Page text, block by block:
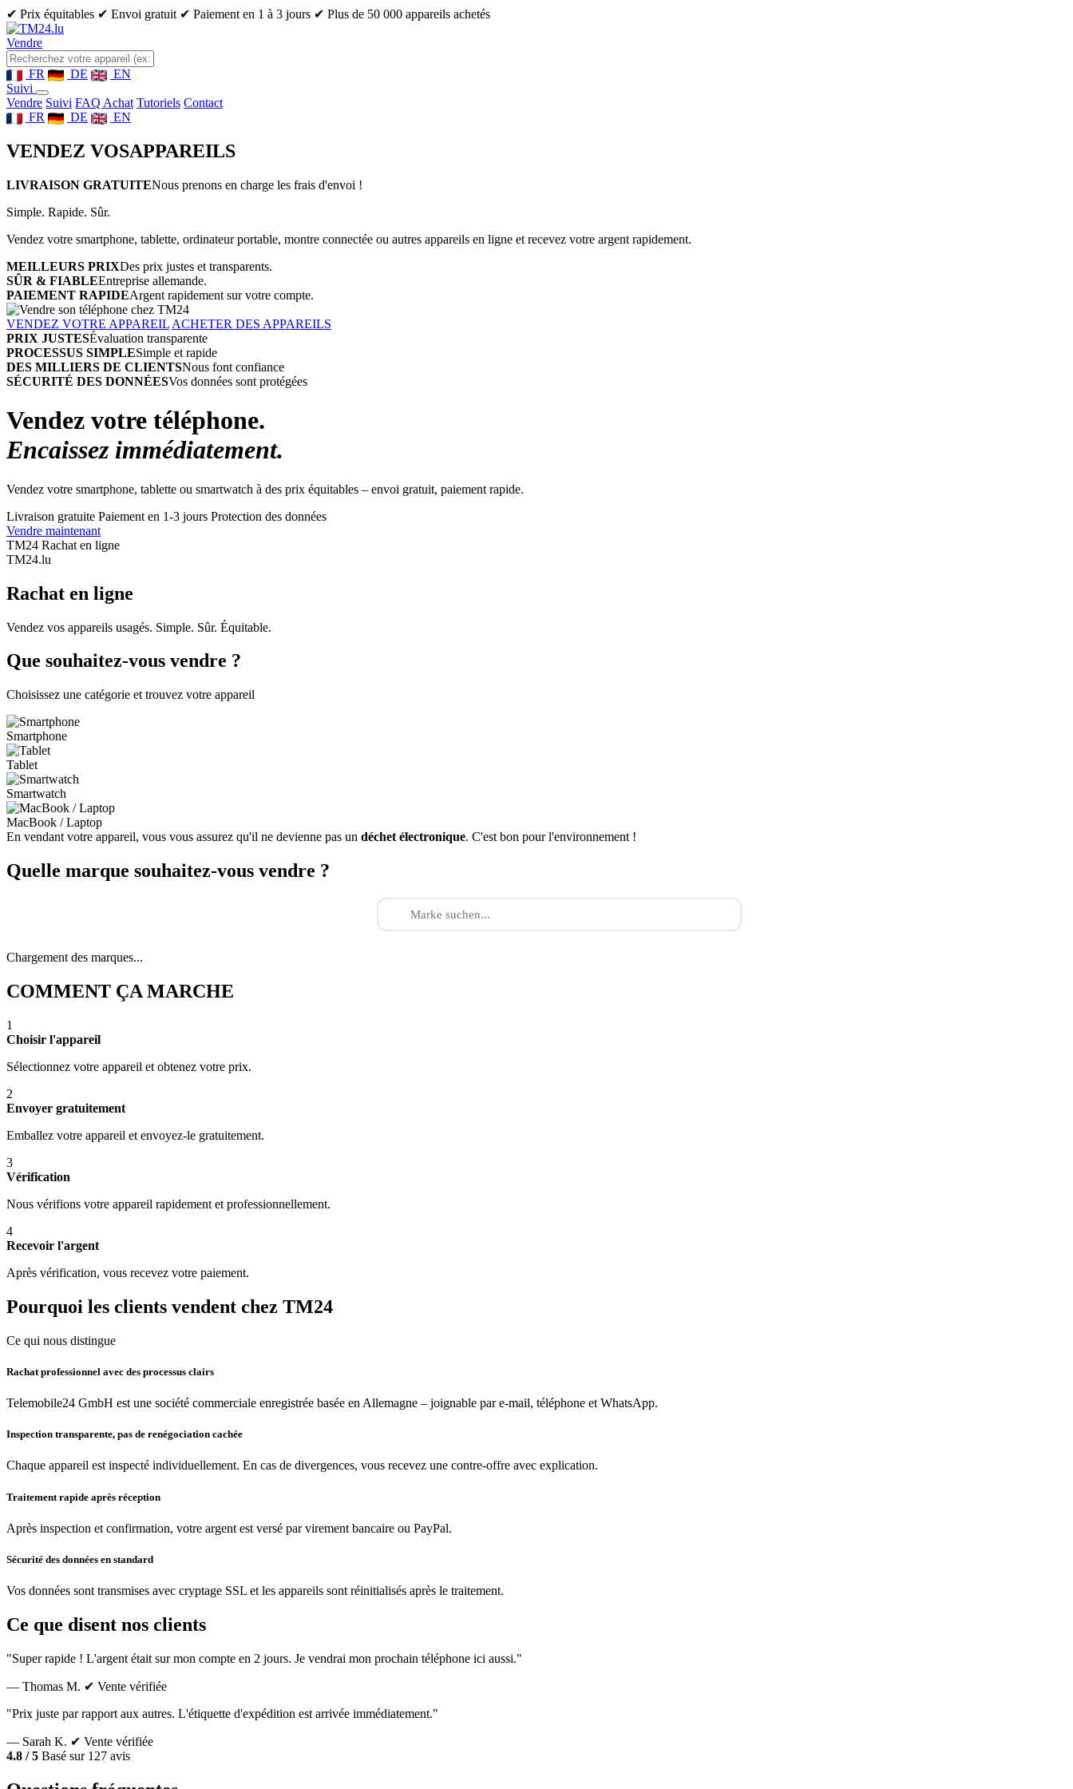
✔ Prix équitables ✔ Envoi gratuit ✔ Paiement en 1 à 3 jours ✔ Plus de 50 000 appareils achetés
Vendre
FR DE
EN
Suivi
Vendre Suivi FAQ Achat Tutoriels Contact
FR
DE EN
VENDEZ VOSAPPAREILS
LIVRAISON GRATUITENous prenons en charge les frais d'envoi !
Simple. Rapide. Sûr.
Vendez votre smartphone, tablette, ordinateur portable, montre connectée ou autres appareils en ligne et recevez votre argent rapidement.
MEILLEURS PRIXDes prix justes et transparents.
SÛR & FIABLEEntreprise allemande.
PAIEMENT RAPIDEArgent rapidement sur votre compte.
VENDEZ VOTRE APPAREIL ACHETER DES APPAREILS
PRIX JUSTESÉvaluation transparente
PROCESSUS SIMPLESimple et rapide
DES MILLIERS DE CLIENTSNous font confiance
SÉCURITÉ DES DONNÉESVos données sont protégées
Vendez votre téléphone.
Encaissez immédiatement.
Vendez votre smartphone, tablette ou smartwatch à des prix équitables – envoi gratuit, paiement rapide.
Livraison gratuite Paiement en 1-3 jours Protection des données
Vendre maintenant
TM24 Rachat en ligne
TM24.lu
Rachat en ligne
Vendez vos appareils usagés. Simple. Sûr. Équitable.
Que souhaitez-vous vendre ?
Choisissez une catégorie et trouvez votre appareil
Smartphone
Tablet
Smartwatch
MacBook / Laptop
En vendant votre appareil, vous vous assurez qu'il ne devienne pas un déchet électronique. C'est bon pour l'environnement !
Quelle marque souhaitez-vous vendre ?
Chargement des marques...
COMMENT ÇA MARCHE
1
Choisir l'appareil
Sélectionnez votre appareil et obtenez votre prix.
2
Envoyer gratuitement
Emballez votre appareil et envoyez-le gratuitement.
3
Vérification
Nous vérifions votre appareil rapidement et professionnellement.
4
Recevoir l'argent
Après vérification, vous recevez votre paiement.
Pourquoi les clients vendent chez TM24
Ce qui nous distingue
Rachat professionnel avec des processus clairs
Telemobile24 GmbH est une société commerciale enregistrée basée en Allemagne – joignable par e-mail, téléphone et WhatsApp.
Inspection transparente, pas de renégociation cachée
Chaque appareil est inspecté individuellement. En cas de divergences, vous recevez une contre-offre avec explication.
Traitement rapide après réception
Après inspection et confirmation, votre argent est versé par virement bancaire ou PayPal.
Sécurité des données en standard
Vos données sont transmises avec cryptage SSL et les appareils sont réinitialisés après le traitement.
Ce que disent nos clients
"Super rapide ! L'argent était sur mon compte en 2 jours. Je vendrai mon prochain téléphone ici aussi."
— Thomas M. ✔ Vente vérifiée
"Prix juste par rapport aux autres. L'étiquette d'expédition est arrivée immédiatement."
— Sarah K. ✔ Vente vérifiée
4.8 / 5 Basé sur 127 avis